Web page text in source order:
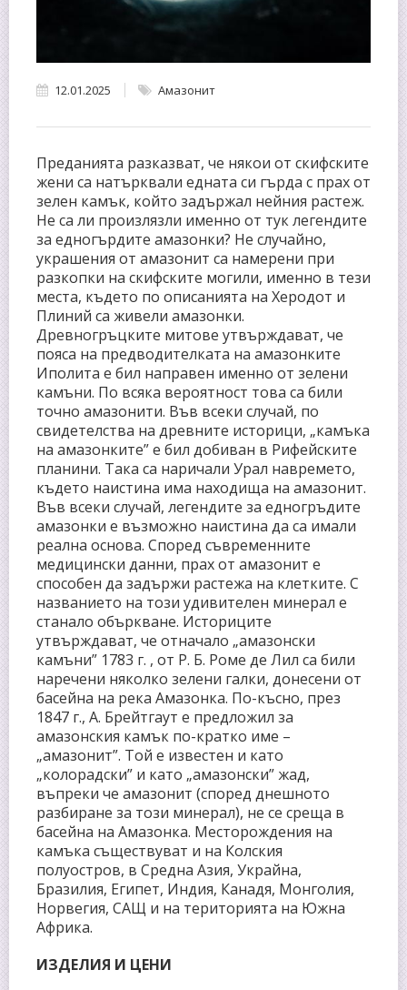
12.01.2025 Амазонит
Преданията разказват, че някои от скифските
жени са натърквали едната си гърда с прах от
зелен камък, който задържал нейния растеж.
Не са ли произлязли именно от тук легендите
за едногърдите амазонки? Не случайно,
украшения от амазонит са намерени при
разкопки на скифските могили, именно в тези
места, където по описанията на Херодот и
Плиний са живели амазонки.
Древногръцките митове утвърждават, че
пояса на предводителката на амазонките
Иполита е бил направен именно от зелени
камъни. По всяка вероятност това са били
точно амазонити. Във всеки случай, по
свидетелства на древните историци, „камъка
на амазонките” е бил добиван в Рифейските
планини. Така са наричали Урал навремето,
където наистина има находища на амазонит.
Във всеки случай, легендите за едногръдите
амазонки е възможно наистина да са имали
реална основа. Според съвременните
медицински данни, прах от амазонит е
способен да задържи растежа на клетките. С
названието на този удивителен минерал е
станало объркване. Историците
утвърждават, че отначало „амазонски
камъни” 1783 г. , от Р. Б. Роме де Лил са били
наречени няколко зелени галки, донесени от
басейна на река Амазонка. По-късно, през
1847 г., А. Брейтгаут е предложил за
амазонския камък по-кратко име –
„амазонит”. Той е известен и като
„колорадски” и като „амазонски” жад,
въпреки че амазонит (според днешното
разбиране за този минерал), не се среща в
басейна на Амазонка. Месторождения на
камъка съществуват и на Колския
полуостров, в Средна Азия, Украйна,
Бразилия, Египет, Индия, Канадя, Монголия,
Норвегия, САЩ и на територията на Южна
Африка.
ИЗДЕЛИЯ И ЦЕНИ